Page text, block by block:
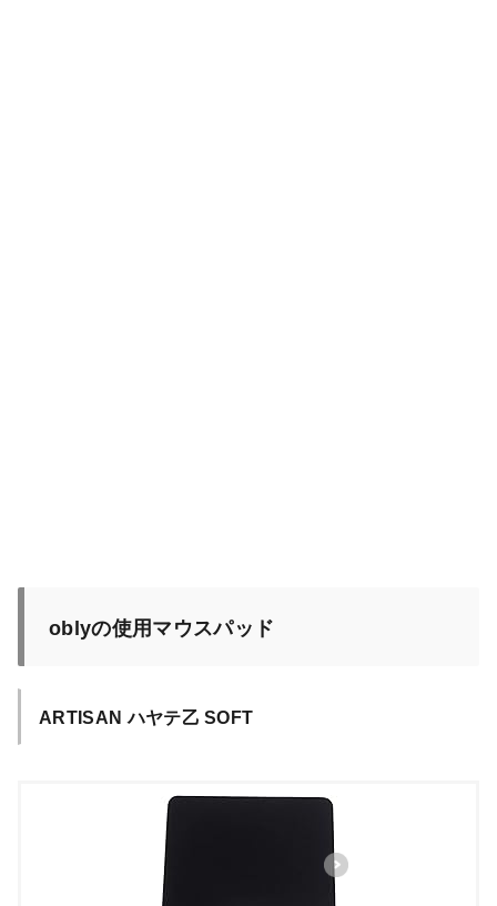
oblyの使用マウスパッド
ARTISAN ハヤテ乙 SOFT